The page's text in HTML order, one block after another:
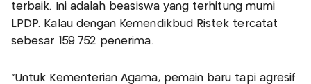
terbaik. Ini adalah beasiswa yang terhitung murni
LPDP. Kalau dengan Kemendikbud Ristek tercatat
sebesar 159.752 penerima.
"Untuk Kementerian Agama, pemain baru tapi agresif